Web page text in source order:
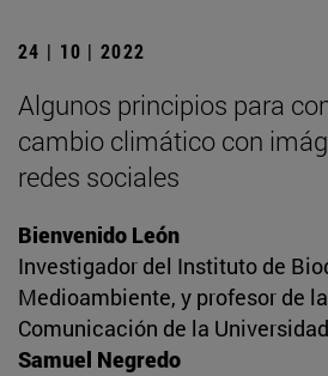
24 | 10 | 2022
Algunos principios para
cambio climático con
redes sociales
Bienvenido León
Investigador del Instituto de
Medioambiente, y profesor de
Comunicación de la
Samuel Negredo